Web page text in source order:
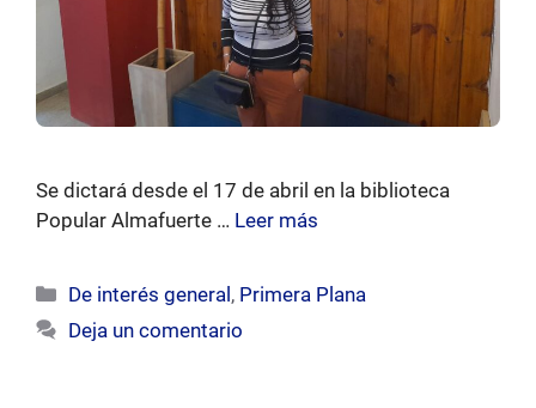
Se dictará desde el 17 de abril en la biblioteca
Popular Almafuerte … Leer más
Categorías
De interés general , Primera Plana
Deja un comentario